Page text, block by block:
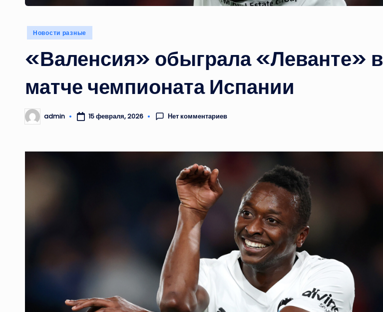
Опубликовано
Новости разные
«Валенсия» обыграла «Леванте» в
матче чемпионата Испании
Запись
от
admin 15 февраля, 2026 Нет комментариев